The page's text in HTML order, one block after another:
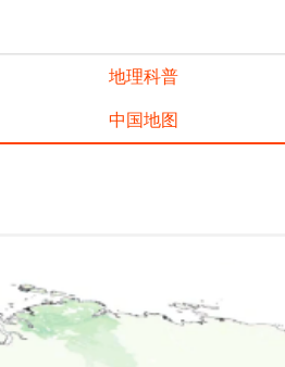
地理科普
中国地图